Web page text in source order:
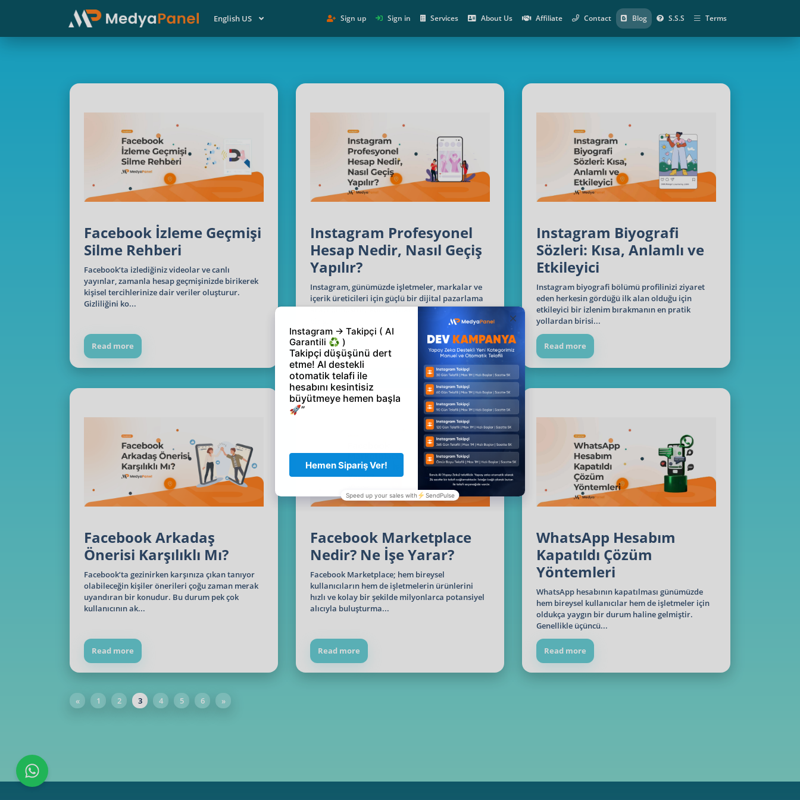
English US Sign up Sign in Services About Us Affiliate Contact Blog S.S.S Terms
Facebook İzleme Geçmişi
Silme Rehberi
Facebook’ta izlediğiniz videolar ve canlı
yayınlar, zamanla hesap geçmişinizde birikerek
kişisel tercihlerinize dair veriler oluşturur.
Gizliliğini ko...
Read more
Instagram Profesyonel
Hesap Nedir, Nasıl Geçiş
Yapılır?
Instagram, günümüzde işletmeler, markalar ve
içerik üreticileri için güçlü bir dijital pazarlama
aracı olmuştur. Kullanıcıların daha profesyonel
Read more
Instagram Biyografi
Sözleri: Kısa, Anlamlı ve
Etkileyici
Instagram biyografi bölümü profilinizi ziyaret
eden herkesin gördüğü ilk alan olduğu için
etkileyici bir izlenim bırakmanın en pratik
yollardan birisi...
Read more
Facebook Arkadaş
Önerisi Karşılıklı Mı?
Facebook’ta gezinirken karşınıza çıkan tanıyor
olabileceğin kişiler önerileri çoğu zaman merak
uyandıran bir konudur. Bu durum pek çok
kullanıcının ak...
Read more
Facebook Marketplace
Nedir? Ne İşe Yarar?
Facebook Marketplace; hem bireysel
kullanıcıların hem de işletmelerin ürünlerini
hızlı ve kolay bir şekilde milyonlarca potansiyel
alıcıyla buluşturma...
Read more
WhatsApp Hesabım
Kapatıldı Çözüm
Yöntemleri
WhatsApp hesabının kapatılması günümüzde
hem bireysel kullanıcılar hem de işletmeler için
oldukça yaygın bir durum haline gelmiştir.
Genellikle üçüncü...
Read more
« 1 2 3 4 5 6 »